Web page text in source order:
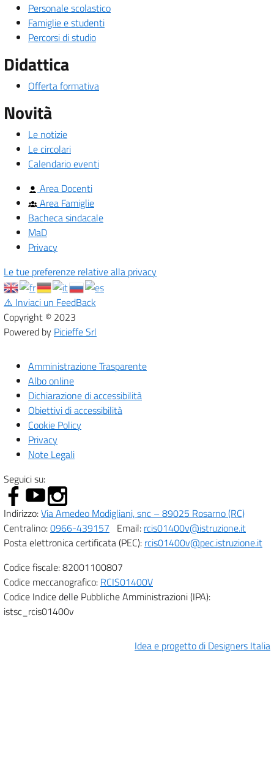
Personale scolastico
Famiglie e studenti
Percorsi di studio
Didattica
Offerta formativa
Novità
Le notizie
Le circolari
Calendario eventi
Area Docenti
Area Famiglie
Bacheca sindacale
MaD
Privacy
Le tue preferenze relative alla privacy
⚠️ Inviaci un FeedBack
Copyright © 2023
Powered by Picieffe Srl
Amministrazione Trasparente
Albo online
Dichiarazione di accessibilità
Obiettivi di accessibilità
Cookie Policy
Privacy
Note Legali
Seguici su:
Indirizzo:Via Amedeo Modigliani, snc – 89025 Rosarno (RC)
Centralino:0966-439157 Email: rcis01400v@istruzione.it
Posta elettronica certificata (PEC): rcis01400v@pec.istruzione.it
Codice fiscale: 82001100807
Codice meccanografico: RCIS01400V
Codice Indice delle Pubbliche Amministrazioni (IPA):
istsc_rcis01400v
Idea e progetto di Designers Italia